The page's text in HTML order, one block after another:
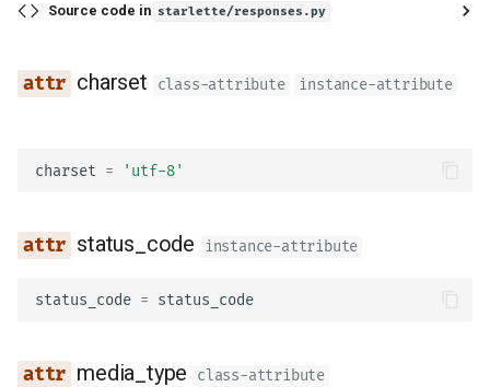
Source code in starlette/responses.py
charset class-attribute instance-attribute
charset = 'utf-8'
status_code instance-attribute
status_code = status_code
media_type
class-attribute